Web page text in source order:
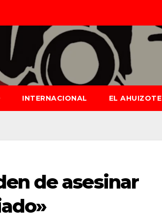
INTERNACIONAL EL AHUIZOTE
de asesinar